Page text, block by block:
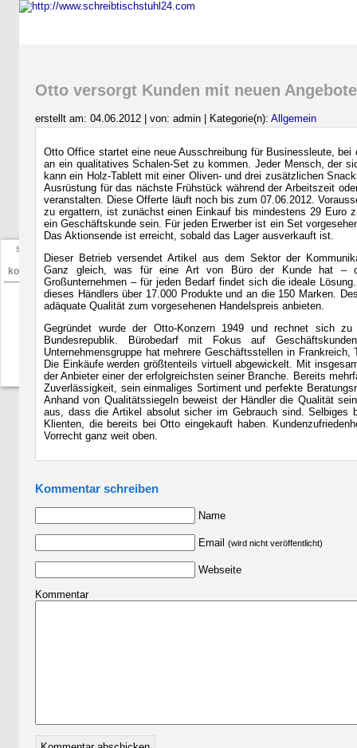
seriös
kostenlos
Otto versorgt Kunden mit neuen
erstellt am: 04.06.2012 | von: admin | Kategorie(n): Allgemein
Otto Office startet eine neue Ausschreibung für Businessleute, bei
an ein qualitatives Schalen-Set zu kommen. Jeder Mensch, der
kann ein Holz-Tablett mit einer Oliven- und drei zusätzlichen
Ausrüstung für das nächste Frühstück während der Arbeitszeit
veranstalten. Diese Offerte läuft noch bis zum 07.06.2012.
zu ergattern, ist zunächst einen Einkauf bis mindestens 29 Euro
ein Geschäftskunde sein. Für jeden Erwerber ist ein Set
Das Aktionsende ist erreicht, sobald das Lager ausverkauft ist.
Dieser Betrieb versendet Artikel aus dem Sektor der
Ganz gleich, was für eine Art von Büro der Kunde hat –
Großunternehmen – für jeden Bedarf findet sich die ideale
dieses Händlers über 17.000 Produkte und an die 150 Marken.
adäquate Qualität zum vorgesehenen Handelspreis anbieten.
Gegründet wurde der Otto-Konzern 1949 und rechnet sich zu
Bundesrepublik. Bürobedarf mit Fokus auf
Unternehmensgruppe hat mehrere Geschäftsstellen in
Die Einkäufe werden größtenteils virtuell abgewickelt. Mit
der Anbieter einer der erfolgreichsten seiner Branche. Bereits
Zuverlässigkeit, sein einmaliges Sortiment und perfekte
Anhand von Qualitätssiegeln beweist der Händler die Qualität
aus, dass die Artikel absolut sicher im Gebrauch sind. Selbiges
Klienten, die bereits bei Otto eingekauft haben.
Vorrecht ganz weit oben.
Kommentar schreiben
Name
Email (wird nicht veröffentlicht)
Webseite
Kommentar